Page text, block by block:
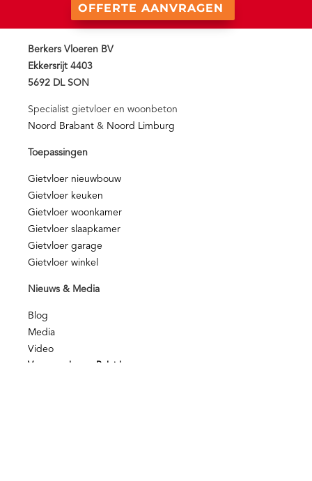
OFFERTE AANVRAGEN
Berkers Vloeren BV
Ekkersrijt 4403
5692 DL SON
Specialist gietvloer en woonbeton
Noord Brabant & Noord Limburg
Toepassingen
Gietvloer nieuwbouw
Gietvloer keuken
Gietvloer woonkamer
Gietvloer slaapkamer
Gietvloer garage
Gietvloer winkel
Nieuws & Media
Blog
Media
Video